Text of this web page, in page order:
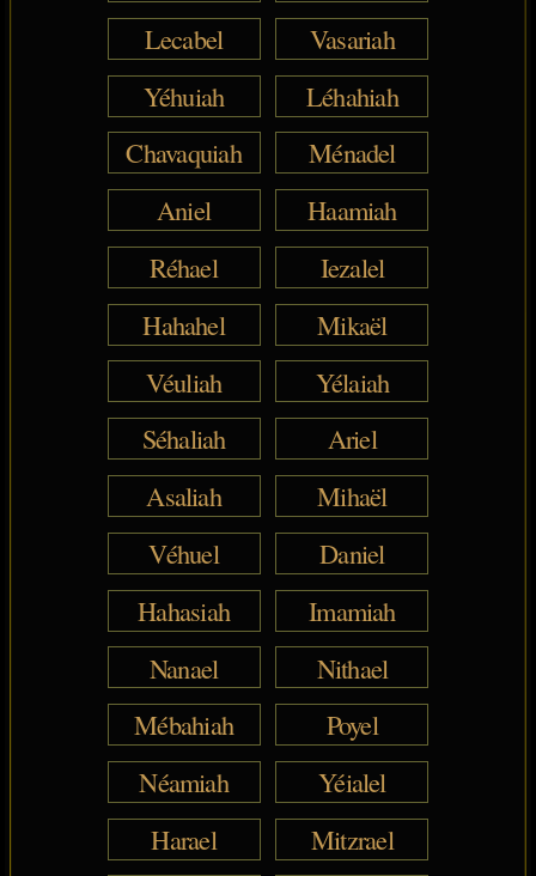
Lecabel
Vasariah
Yéhuiah
Léhahiah
Chavaquiah
Ménadel
Aniel
Haamiah
Réhael
Iezalel
Hahahel
Mikaël
Véuliah
Yélaiah
Séhaliah
Ariel
Asaliah
Mihaël
Véhuel
Daniel
Hahasiah
Imamiah
Nanael
Nithael
Mébahiah
Poyel
Néamiah
Yéialel
Harael
Mitzrael